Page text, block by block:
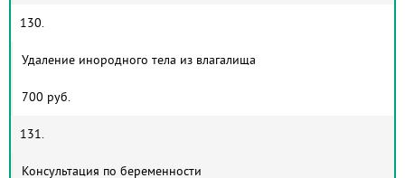
130.
Удаление инородного тела из влагалища
700 руб.
131.
Консультация по беременности